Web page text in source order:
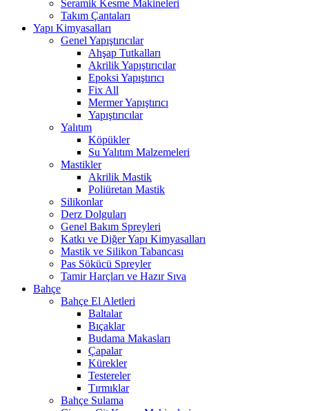
Seramik Kesme Makineleri
Takım Çantaları
Yapı Kimyasalları
Genel Yapıştırıcılar
Ahşap Tutkalları
Akrilik Yapıştırıcılar
Epoksi Yapıştırıcı
Fix All
Mermer Yapıştırıcı
Yapıştırıcılar
Yalıtım
Köpükler
Su Yalıtım Malzemeleri
Mastikler
Akrilik Mastik
Poliüretan Mastik
Silikonlar
Derz Dolguları
Genel Bakım Spreyleri
Katkı ve Diğer Yapı Kimyasalları
Mastik ve Silikon Tabancası
Pas Sökücü Spreyler
Tamir Harçları ve Hazır Sıva
Bahçe
Bahçe El Aletleri
Baltalar
Bıçaklar
Budama Makasları
Çapalar
Kürekler
Testereler
Tırmıklar
Bahçe Sulama